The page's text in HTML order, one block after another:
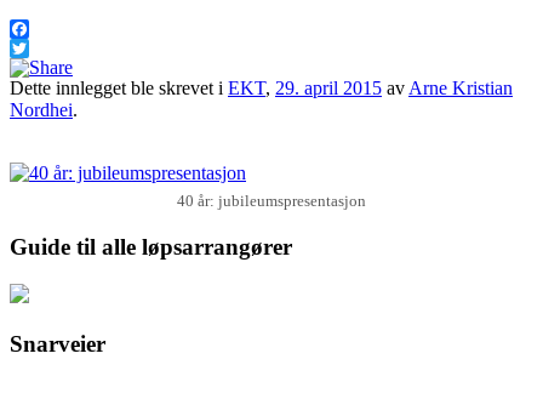
Facebook
Twitter
Dette innlegget ble skrevet i EKT, 29. april 2015 av Arne Kristian
Nordhei.
40 år: jubileumspresentasjon
Guide til alle løpsarrangører
Snarveier